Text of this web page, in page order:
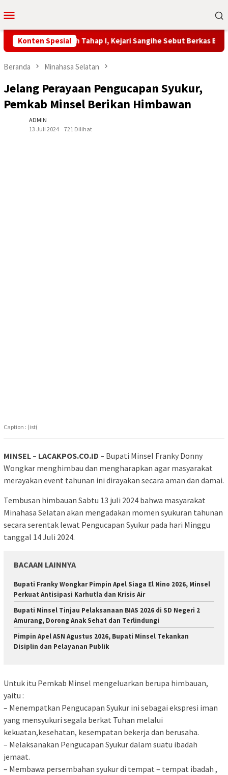
ke
Mobile
Konten Spesial
Tahuna Masih Tahap I, Kejari Sangihe Sebut Berkas Belum
Beranda Minahasa Selatan
Jelang Perayaan Pengucapan Syukur,
Pemkab Minsel Berikan Himbawan
ADMIN
13 Juli 2024
721 Dilihat
Caption : (ist(
MINSEL – LACAKPOS.CO.ID – Bupati Minsel Franky Donny
Wongkar menghimbau dan mengharapkan agar masyarakat
merayakan event tahunan ini dirayakan secara aman dan damai.
Tembusan himbauan Sabtu 13 juli 2024 bahwa masyarakat
Minahasa Selatan akan mengadakan momen syukuran tahunan
secara serentak lewat Pengucapan Syukur pada hari Minggu
tanggal 14 Juli 2024.
BACAAN LAINNYA
Bupati Franky Wongkar Pimpin Apel Siaga El Nino 2026, Minsel
Perkuat Antisipasi Karhutla dan Krisis Air
Bupati Minsel Tinjau Pelaksanaan BIAS 2026 di SD Negeri 2
Amurang, Dorong Anak Sehat dan Terlindungi
Pimpin Apel ASN Agustus 2026, Bupati Minsel Tekankan
Disiplin dan Pelayanan Publik
Untuk itu Pemkab Minsel mengeluarkan berupa himbauan,
yaitu :
– Menempatkan Pengucapan Syukur ini sebagai ekspresi iman
yang mensyukuri segala berkat Tuhan melalui
kekuatan,kesehatan, kesempatan bekerja dan berusaha.
– Melaksanakan Pengucapan Syukur dalam suatu ibadah
jemaat.
– Membawa persembahan syukur di tempat – tempat ibadah ,